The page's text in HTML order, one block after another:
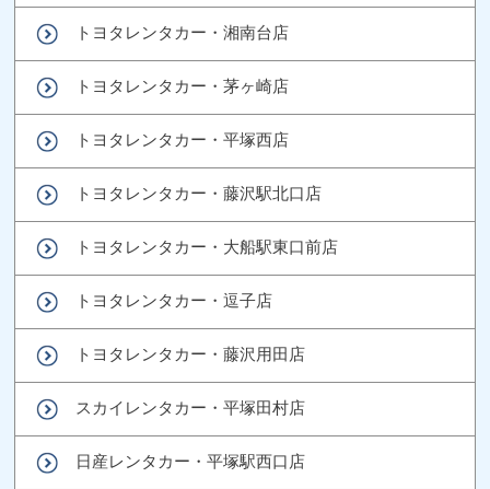
トヨタレンタカー・湘南台店
トヨタレンタカー・茅ヶ崎店
トヨタレンタカー・平塚西店
トヨタレンタカー・藤沢駅北口店
トヨタレンタカー・大船駅東口前店
トヨタレンタカー・逗子店
トヨタレンタカー・藤沢用田店
スカイレンタカー・平塚田村店
日産レンタカー・平塚駅西口店